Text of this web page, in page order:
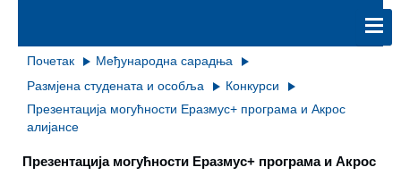
Почетак
Међународна сарадња
Размјена студената и особља
Конкурси
Презентација могућности Еразмус+ програма и Акрос
алијансе
Презентација могућности Еразмус+ програма и Акрос